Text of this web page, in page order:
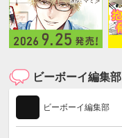
ビーボーイ編集部
ビーボーイ編集部